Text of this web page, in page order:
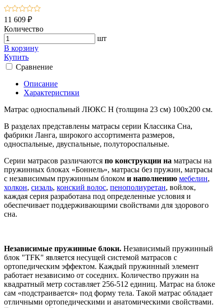
11 609 ₽
Количество
шт
В корзину
Купить
Сравнение
Описание
Характеристики
Матрас односпальный ЛЮКС Н (толщина 23 см) 100х200 см.
В разделах представлены матрасы серии Классика Сна,
фабрики Ланга, широкого ассортимента размеров,
односпальные, двуспальные, полутороспальные.
Серии матрасов различаются по конструкции на матрасы на
пружинных блоках «Боннель», матрасы без пружин, матрасы
с независимым пружинным блоком и наполнению мебелин,
холкон, сизаль, конский волос, пенополиуретан, войлок,
каждая серия разработана под определенные условия и
обеспечивает поддерживающими свойствами для здорового
сна.
Независимые пружинные блоки. Независимый пружинный
блок "TFK" является несущей системой матрасов с
ортопедическим эффектом. Каждый пружинный элемент
работает независимо от соседних. Количество пружин на
квадратный метр составляет 256-512 единиц. Матрас на блоке
сам «подстраивается» под форму тела. Такой матрас обладает
отличными ортопедическими и анатомическими свойствами.